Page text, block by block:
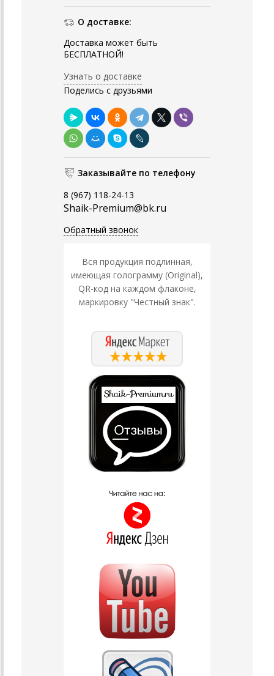
О доставке:
Доставка может быть
БЕСПЛАТНОЙ!
Узнать о доставке
Поделись с друзьями
Заказывайте по телефону
8 (967) 118-24-13
Shaik-Premium@bk.ru
Обратный звонок
Вся продукция подлинная,
имеющая голограмму (Original),
QR-код на каждом флаконе,
маркировку "Честный знак".